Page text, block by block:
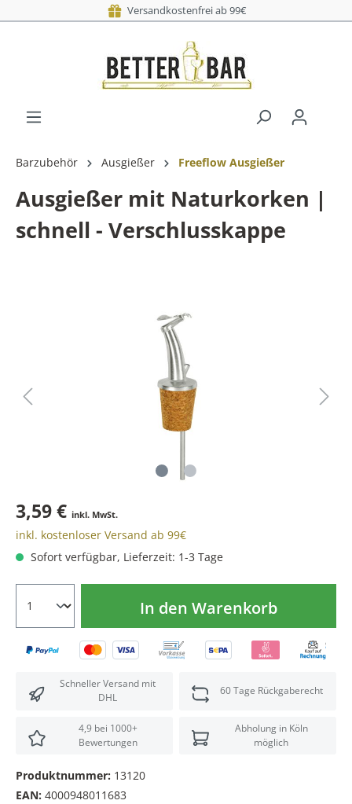
Versandkostenfrei ab 99€
Barzubehör Ausgießer Freeflow Ausgießer
Ausgießer mit Naturkorken |
schnell - Verschlusskappe
3,59 € inkl. MwSt.
inkl. kostenloser Versand ab 99€
Sofort verfügbar, Lieferzeit: 1-3 Tage
In den Warenkorb
Schneller Versand mit
DHL
60 Tage Rückgaberecht
4,9 bei 1000+
Bewertungen
Abholung in Köln
möglich
Produktnummer: 13120
EAN: 4000948011683